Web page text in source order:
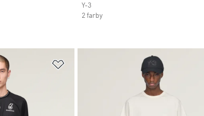
Y-3
2 farby
Pridať do zoznamu želaných položiek